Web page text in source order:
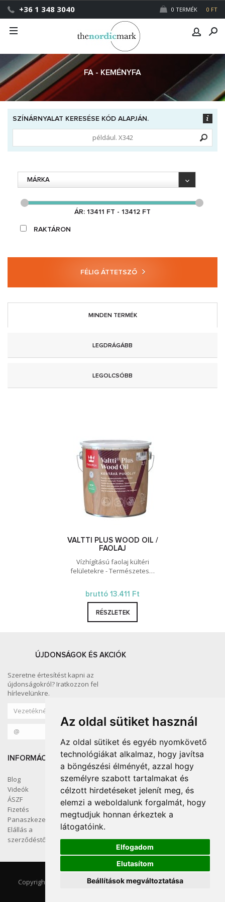
Az oldal sütiket használ
Az oldal sütiket és egyéb nyomkövető
technológiákat alkalmaz, hogy javítsa
a böngészési élményét, azzal hogy
személyre szabott tartalmakat és
célzott hirdetéseket jelenít meg, és
elemzi a weboldalunk forgalmát, hogy
megtudjuk honnan érkeztek a
látogatóink.
Elfogadom
Elutasítom
Beállítások megváltoztatása
+36 1 348 3040 0 TERMÉK 0 FT
FA - KEMÉNYFA
SZÍNÁRNYALAT KERESÉSE KÓD ALAPJÁN.
RAKTÁRON
MÁRKA
ÁR: 13411 FT - 13412 FT
FÉLIG ÁTTETSZŐ
MINDEN TERMÉK
LEGDRÁGÁBB
LEGOLCSÓBB
VALTTI PLUS WOOD OIL /
FAOLAJ
Vízhígítású faolaj kültéri
felületekre - Természetes…
bruttó 13.411 Ft
RÉSZLETEK
ÚJDONSÁGOK ÉS AKCIÓK
Szeretne értesítést kapni az
újdonságokról? Iratkozzon fel
hírlevelünkre.
INFORMÁCIÓ
Blog
Videók
ÁSZF
Fizetés
Panaszkezelés
Elállás a
szerződéstől
KÖZÖSSÉGI MÉDIA
SZÍNES OTTHON
Copyright ©2026, thenordicmark KFT
Kapcsolat ÁSZF
Adatkezelési szabályzat